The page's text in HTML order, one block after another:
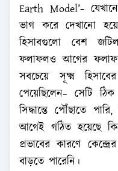
Earth Model’−
ভাগ করে দেখানো
হিসাবগুলো বেশ
ফলাফলও আগের
সবচেয়ে সূক্ষ্ম
পেয়েছিলেন− সেটি
সিদ্ধান্তে পৌঁছাতে
আগেই গঠিত হয়েছে
প্রভাবের কারণে
বাড়তে পারেনি।